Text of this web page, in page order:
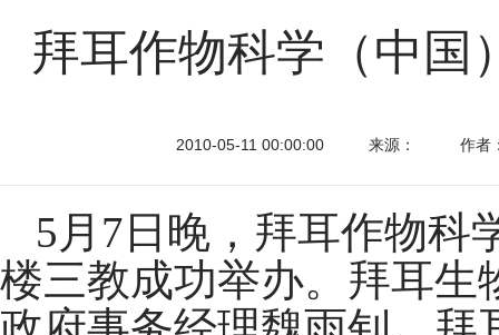
拜耳作物科学（中国
2010-05-11 00:00:00 来源： 作者
5 月 7日晚， 拜耳作物科
楼三教成功举办。 拜耳生